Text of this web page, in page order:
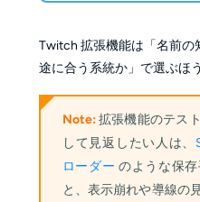
Twitch 拡張機能は「名前の
途に合う系統か」で選ぶほ
Note:拡張機能のテス
して見返したい人は、
ローダー のような保
と、表示崩れや導線の